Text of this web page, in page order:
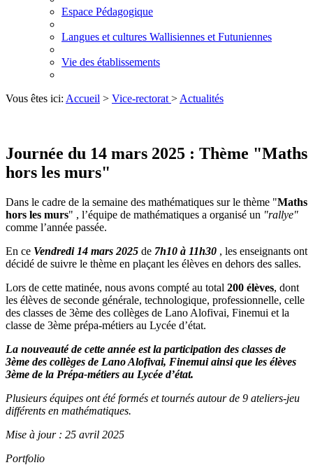
Espace Pédagogique
Langues et cultures Wallisiennes et Futuniennes
Vie des établissements
Vous êtes ici: Accueil > Vice-rectorat > Actualités
Journée du 14 mars 2025 : Thème "Maths
hors les murs"
Dans le cadre de la semaine des mathématiques sur le thème "Maths
hors les murs" , l’équipe de mathématiques a organisé un "rallye"
comme l’année passée.
En ce Vendredi 14 mars 2025 de 7h10 à 11h30 , les enseignants ont
décidé de suivre le thème en plaçant les élèves en dehors des salles.
Lors de cette matinée, nous avons compté au total 200 élèves, dont
les élèves de seconde générale, technologique, professionnelle, celle
des classes de 3ème des collèges de Lano Alofivai, Finemui et la
classe de 3ème prépa-métiers au Lycée d’état.
La nouveauté de cette année est la participation des classes de
3ème des collèges de Lano Alofivai, Finemui ainsi que les élèves
3ème de la Prépa-métiers au Lycée d’état.
Plusieurs équipes ont été formés et tournés autour de 9 ateliers-jeu
différents en mathématiques.
Mise à jour : 25 avril 2025
Portfolio